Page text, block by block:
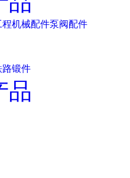
程机械配件泵阀配件
路锻件
品